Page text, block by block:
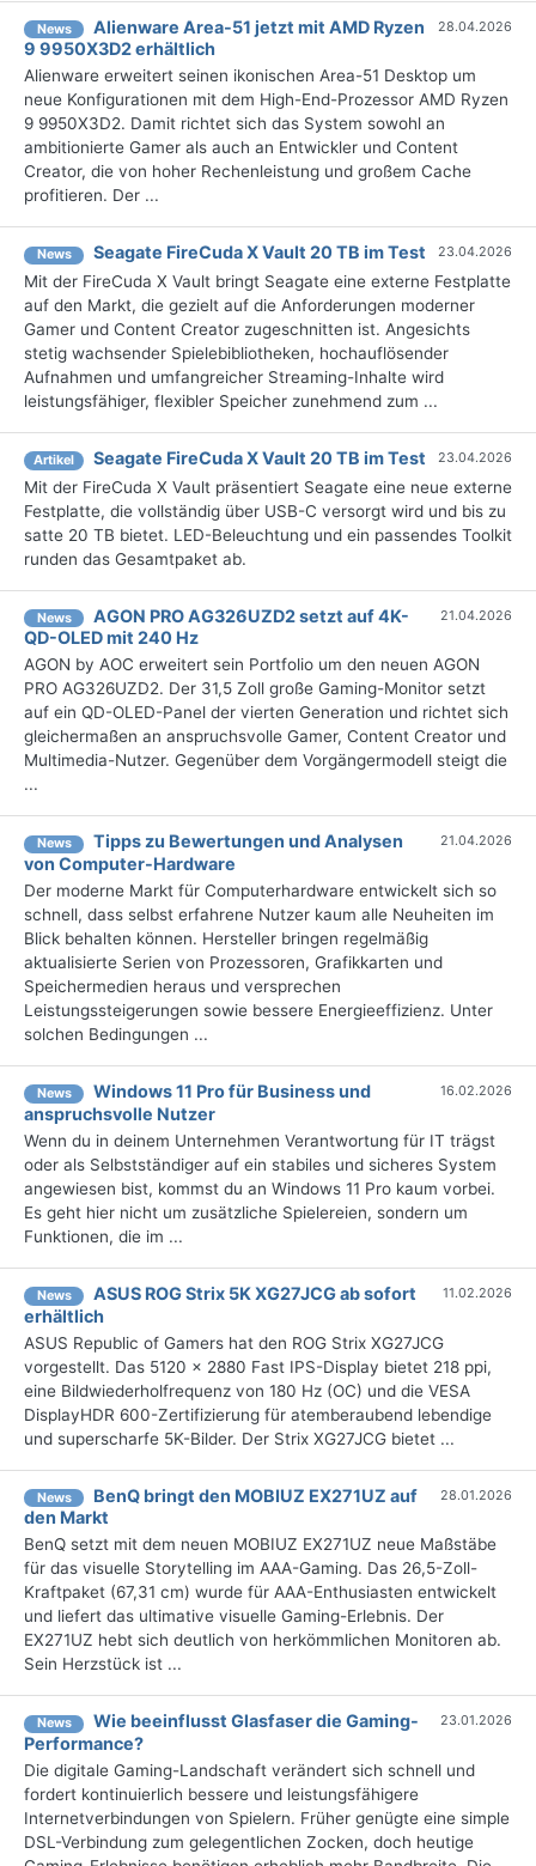
News
Alienware Area-51 jetzt mit AMD Ryzen
9 9950X3D2 erhältlich
28.04.2026
Alienware erweitert seinen ikonischen Area-51 Desktop um
neue Konfigurationen mit dem High-End-Prozessor AMD Ryzen
9 9950X3D2. Damit richtet sich das System sowohl an
ambitionierte Gamer als auch an Entwickler und Content
Creator, die von hoher Rechenleistung und großem Cache
profitieren. Der ...
News Seagate FireCuda X Vault 20 TB im Test 23.04.2026
Mit der FireCuda X Vault bringt Seagate eine externe Festplatte
auf den Markt, die gezielt auf die Anforderungen moderner
Gamer und Content Creator zugeschnitten ist. Angesichts
stetig wachsender Spielebibliotheken, hochauflösender
Aufnahmen und umfangreicher Streaming-Inhalte wird
leistungsfähiger, flexibler Speicher zunehmend zum ...
Artikel Seagate FireCuda X Vault 20 TB im Test 23.04.2026
Mit der FireCuda X Vault präsentiert Seagate eine neue externe
Festplatte, die vollständig über USB-C versorgt wird und bis zu
satte 20 TB bietet. LED-Beleuchtung und ein passendes Toolkit
runden das Gesamtpaket ab.
News
AGON PRO AG326UZD2 setzt auf 4K-
QD-OLED mit 240 Hz
21.04.2026
AGON by AOC erweitert sein Portfolio um den neuen AGON
PRO AG326UZD2. Der 31,5 Zoll große Gaming-Monitor setzt
auf ein QD-OLED-Panel der vierten Generation und richtet sich
gleichermaßen an anspruchsvolle Gamer, Content Creator und
Multimedia-Nutzer. Gegenüber dem Vorgängermodell steigt die
...
News
Tipps zu Bewertungen und Analysen
von Computer-Hardware
21.04.2026
Der moderne Markt für Computerhardware entwickelt sich so
schnell, dass selbst erfahrene Nutzer kaum alle Neuheiten im
Blick behalten können. Hersteller bringen regelmäßig
aktualisierte Serien von Prozessoren, Grafikkarten und
Speichermedien heraus und versprechen
Leistungssteigerungen sowie bessere Energieeffizienz. Unter
solchen Bedingungen ...
News
Windows 11 Pro für Business und
anspruchsvolle Nutzer
16.02.2026
Wenn du in deinem Unternehmen Verantwortung für IT trägst
oder als Selbstständiger auf ein stabiles und sicheres System
angewiesen bist, kommst du an Windows 11 Pro kaum vorbei.
Es geht hier nicht um zusätzliche Spielereien, sondern um
Funktionen, die im ...
News
ASUS ROG Strix 5K XG27JCG ab sofort
erhältlich
11.02.2026
ASUS Republic of Gamers hat den ROG Strix XG27JCG
vorgestellt. Das 5120 x 2880 Fast IPS-Display bietet 218 ppi,
eine Bildwiederholfrequenz von 180 Hz (OC) und die VESA
DisplayHDR 600-Zertifizierung für atemberaubend lebendige
und superscharfe 5K-Bilder. Der Strix XG27JCG bietet ...
News
BenQ bringt den MOBIUZ EX271UZ auf
den Markt
28.01.2026
BenQ setzt mit dem neuen MOBIUZ EX271UZ neue Maßstäbe
für das visuelle Storytelling im AAA-Gaming. Das 26,5-Zoll-
Kraftpaket (67,31 cm) wurde für AAA-Enthusiasten entwickelt
und liefert das ultimative visuelle Gaming-Erlebnis. Der
EX271UZ hebt sich deutlich von herkömmlichen Monitoren ab.
Sein Herzstück ist ...
News
Wie beeinflusst Glasfaser die Gaming-
Performance?
23.01.2026
Die digitale Gaming-Landschaft verändert sich schnell und
fordert kontinuierlich bessere und leistungsfähigere
Internetverbindungen von Spielern. Früher genügte eine simple
DSL-Verbindung zum gelegentlichen Zocken, doch heutige